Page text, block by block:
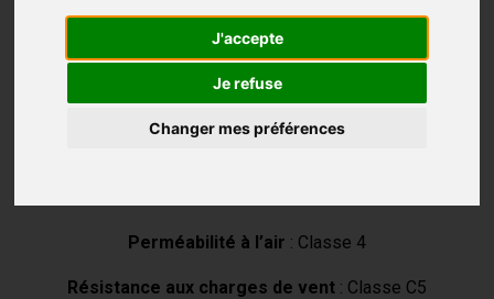
J'accepte
Je refuse
Changer mes préférences
Valeur Uf ≥2.73 W/(m²·K)
Épaisseur vitrage/panneau max.: 52 mm
Poids du vantail max.: 300 kg (440 kg sur demande)
Perméabilité à l’air : Classe 4
Résistance aux charges de vent : Classe C5